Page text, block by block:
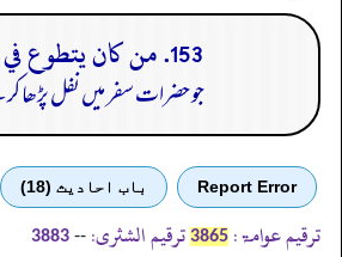
153. من كان يتطوع في السفر
جو حضرات سفر میں نفل پڑھا
Report Error باب احادیث (18)
ترقیم عوامۃ: 3865 ترقیم الشثری: --
3883